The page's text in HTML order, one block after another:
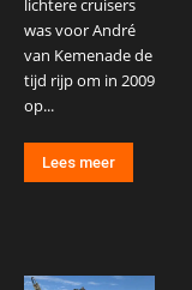
lichtere cruisers
was voor André
van Kemenade de
tijd rijp om in 2009
op...
Lees meer